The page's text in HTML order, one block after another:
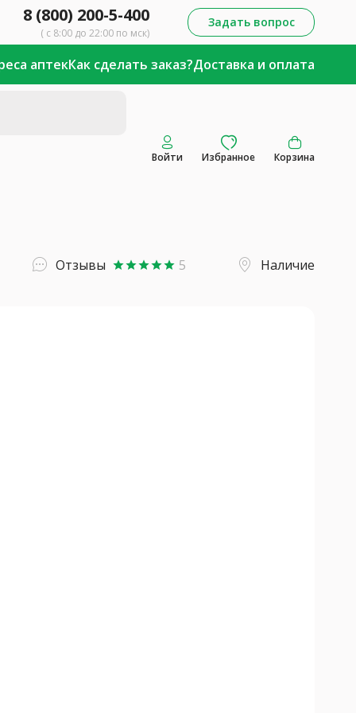
8 (800) 200-5-400
( с 8:00 до 22:00 по мск)
Задать вопрос
аптекКак сделать заказ?Доставка и оплата
Войти Избранное Корзина
Отзывы starstarstarstarstar 5 Наличие